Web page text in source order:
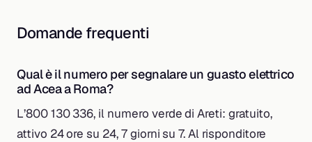
Domande frequenti
Qual è il numero per segnalare un guasto elettrico
ad Acea a Roma?
L’800 130 336, il numero verde di Areti: gratuito,
attivo 24 ore su 24, 7 giorni su 7. Al risponditore